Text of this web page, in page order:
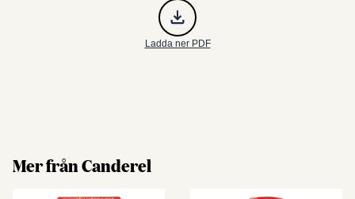
Ladda ner PDF
Mer från Canderel